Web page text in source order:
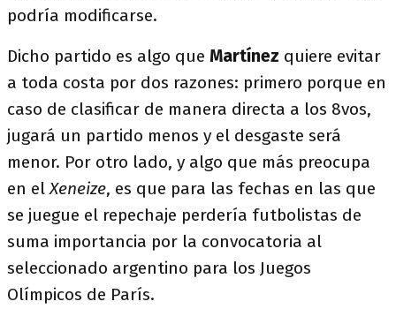
podría modificarse.
Dicho partido es algo que Martínez quiere evitar
a toda costa por dos razones: primero porque en
caso de clasificar de manera directa a los 8vos,
jugará un partido menos y el desgaste será
menor. Por otro lado, y algo que más preocupa
en elXeneize, es que para las fechas en las que
se juegue el repechaje perdería futbolistas de
suma importancia por la convocatoria al
seleccionado argentino para los Juegos
Olímpicos de París.